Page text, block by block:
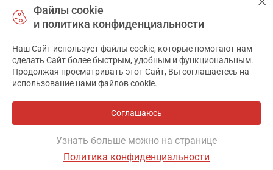
ПЕРЕД ПРИМЕНЕНИЕМ ПРЕПАРАТА
ПРОКОНСУЛЬТИРУЙТЕСЬ С ВРАЧОМ
ТОВ «АПТЕКА 911.ЮА» Код ЄДРПОУ 43631965.
Отказ от ответственности
АПТЕКА911.ЮА
Файлы cookie
и политика конфиденциальности
Наш Сайт использует файлы cookie, которые помогают нам
сделать Сайт более быстрым, удобным и функциональным.
Продолжая просматривать этот Сайт, Вы соглашаетесь на
использование нами файлов cookie.
Соглашаюсь
Узнать больше можно на странице
Политика конфиденциальности
✕